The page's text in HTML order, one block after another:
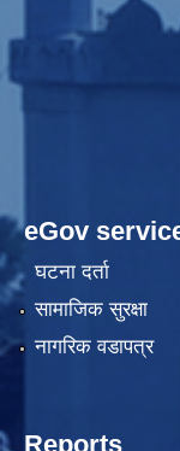
eGov
घटना दर्ता
सामाजिक सुरक्षा
नागरिक वडापत्र
Reports